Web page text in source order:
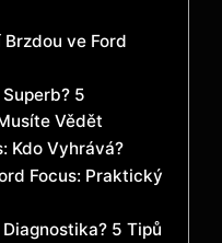
Brzdou ve Ford
5
Vědět
Kdo Vyhrává?
Focus: Praktický
5 Tipů